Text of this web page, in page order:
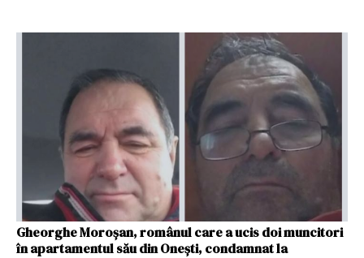
Gheorghe Moroșan, românul care a ucis doi muncitori
în apartamentul său din Onești, condamnat la